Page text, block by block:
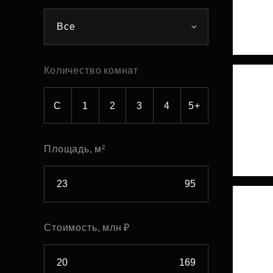
Все
Количество комнат
С 1 2 3 4 5+
Площадь, м²
Стоимость, млн ₽